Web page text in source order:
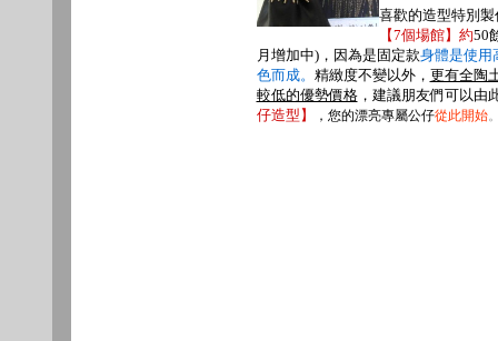
喜歡的造型特別製
【7個場館】約50
月增加中)，因為是固定款身體是使用
色而成。 精緻度不變以外， 更有全陶
較低的優勢價格，建議朋友們可以由
仔造型】
，您的漂亮專屬公仔從此開始